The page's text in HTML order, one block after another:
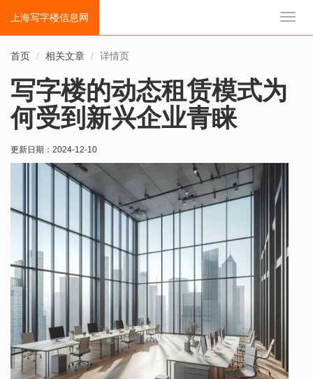
切
上海写字楼信息网
首页 相关文章 详情页
写字楼的动态租赁模式为
何受到新兴企业青睐
更新日期： 2024-12-10